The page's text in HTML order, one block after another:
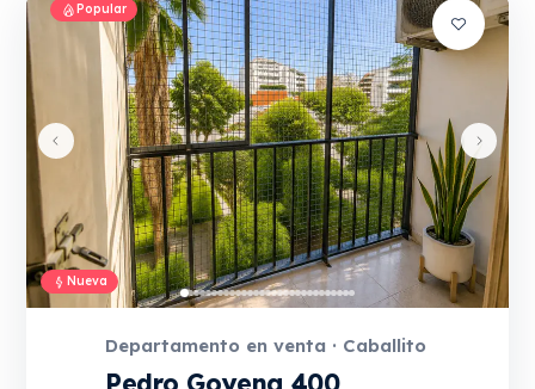
Popular
Nueva
Departamento en venta · Caballito